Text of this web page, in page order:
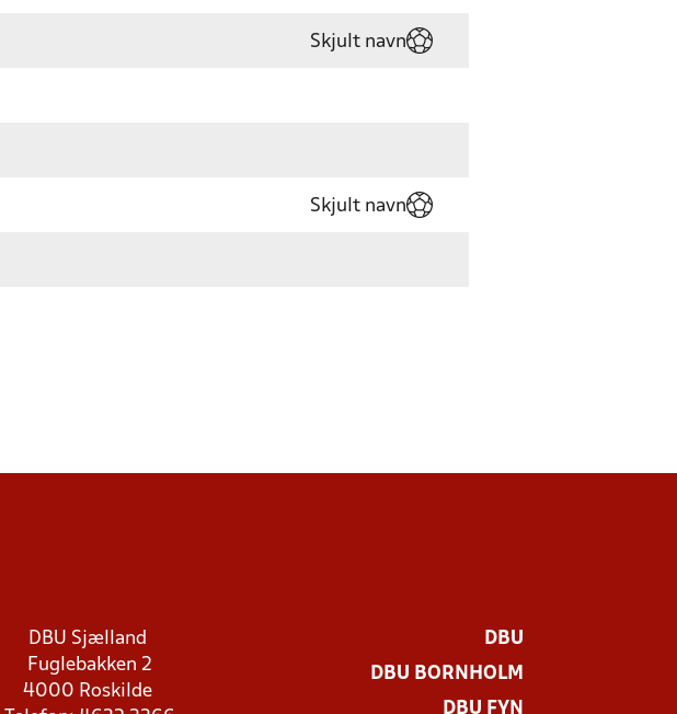
Skjult navn
Skjult navn
DBU Sjælland
Fuglebakken 2
4000 Roskilde
DBU
DBU BORNHOLM
DBU FYN